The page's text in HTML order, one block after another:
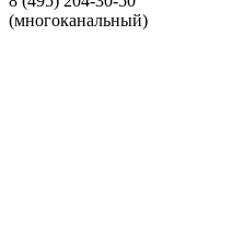
(многоканальный)